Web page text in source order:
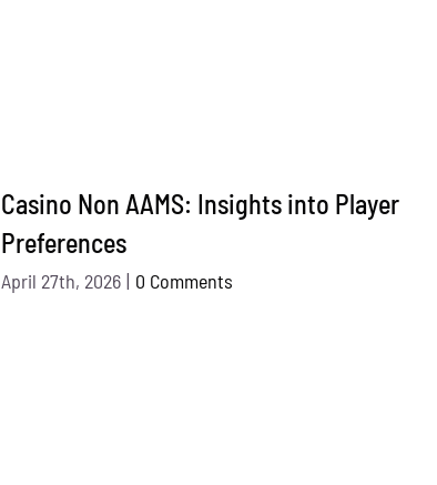
Casino Non AAMS: Insights into Player
Preferences
April 27th, 2026 | 0 Comments